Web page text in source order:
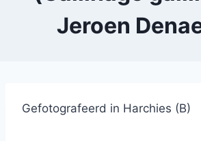
Jeroen
Gefotografeerd in Harchies (B)